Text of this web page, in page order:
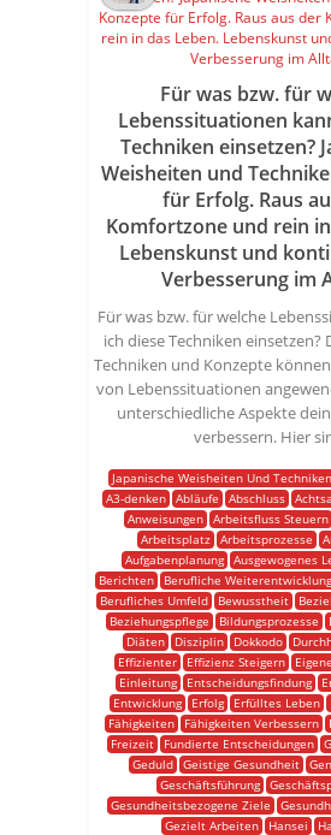
Für was bzw. für
Lebenssituationen
Techniken einsetzen?
Weisheiten und
für Erfolg. Raus
Komfortzone und rein
Lebenskunst und
Verbesserung im
Für was bzw. für welche
ich diese Techniken einsetzen?
Techniken und Konzepte
von Lebenssituationen
unterschiedliche Aspekte
verbessern. Hier
Japanische Weisheiten Und Techniken
A3-denken
Abläufe Abschluss
Anweisungen
Arbeitsfluss Steuern
Arbeitsplatz Arbeitsprozesse
Aufgabenplanung
Ausgewogenes
Berichten
Berufliche Weiterentwicklung
Berufliches Umfeld
Bewusstheit
Beziehungspflege
Bildungsprozesse
Diäten
Disziplin Dokkodo
Effizienter
Effizienz Steigern
Einleitung
Entscheidungsfindung
Entwicklung
Erfolg Erfülltes Leben
Fähigkeiten
Fähigkeiten Verbessern
Freizeit
Fundierte Entscheidungen
Geduld
Geistige Gesundheit
Geschäftsführung
Gesundheitsbezogene Ziele
Gezielt Arbeiten
Hansei